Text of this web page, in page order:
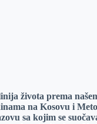
života prema
na Kosovu i
sa kojim se